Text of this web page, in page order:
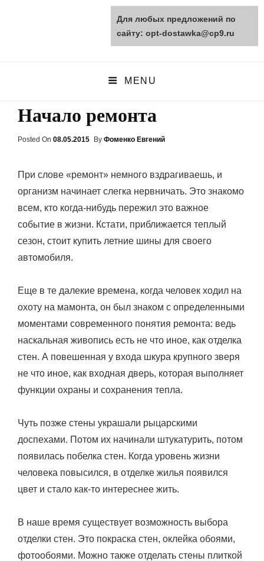
opt-dostawka.ru
MENU
Начало ремонта
Posted On Posted
08.05.2015 By Фоменко Евгений
При слове «ремонт» немного вздрагиваешь, и
организм начинает слегка нервничать. Это знакомо
всем, кто когда-нибудь пережил это важное
событие в жизни. Кстати, приближается теплый
сезон, стоит купить летние шины для своего
автомобиля.
Еще в те далекие времена, когда человек ходил на
охоту на мамонта, он был знаком с определенными
моментами современного понятия ремонта: ведь
наскальная живопись есть не что иное, как отделка
стен. А повешенная у входа шкура крупного зверя
не что иное, как входная дверь, которая выполняет
функции охраны и сохранения тепла.
Чуть позже стены украшали рыцарскими
доспехами. Потом их начинали штукатурить, потом
появилась побелка стен. Когда уровень жизни
человека повысился, в отделке жилья появился
цвет и стало как-то интереснее жить.
В наше время существует возможность выбора
отделки стен. Это покраска стен, оклейка обоями,
фотообоями. Можно также отделать стены плиткой
Для любых предложений по
сайту: opt-dostawka@cp9.ru